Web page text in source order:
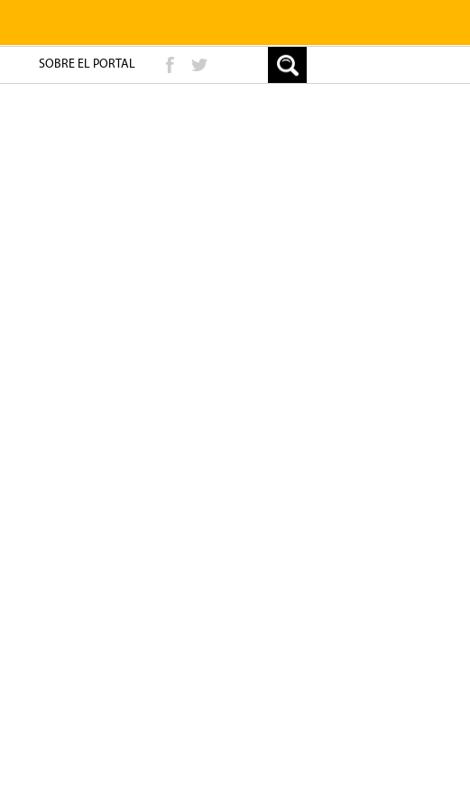
SOBRE EL PORTAL